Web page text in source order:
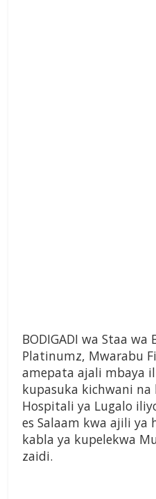
BODIGADI wa Staa wa
Platinumz, Mwarabu
amepata ajali mbaya
kupasuka kichwani
Hospitali ya Lugalo
es Salaam kwa ajili ya
kabla ya kupelekwa
zaidi.